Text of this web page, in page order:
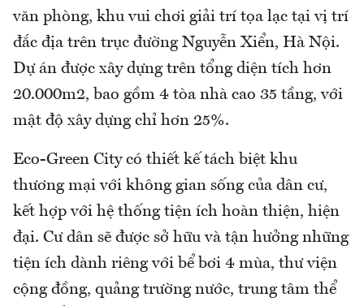
văn phòng, khu vui chơi giải trí tọa lạc tại vị trí
đắc địa trên trục đường Nguyễn Xiển, Hà Nội.
Dự án được xây dựng trên tổng diện tích hơn
20.000m2, bao gồm 4 tòa nhà cao 35 tầng, với
mật độ xây dựng chỉ hơn 25%.
Eco-Green City có thiết kế tách biệt khu
thương mại với không gian sống của dân cư,
kết hợp với hệ thống tiện ích hoàn thiện, hiện
đại. Cư dân sẽ được sở hữu và tận hưởng những
tiện ích dành riêng với bể bơi 4 mùa, thư viện
cộng đồng, quảng trường nước, trung tâm thể